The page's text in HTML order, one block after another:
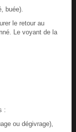
buée).
le retour au
Le voyant de la
:
ou dégivrage),